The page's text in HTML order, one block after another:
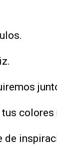
de